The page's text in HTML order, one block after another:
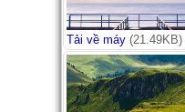
Tải về máy(21.49KB)